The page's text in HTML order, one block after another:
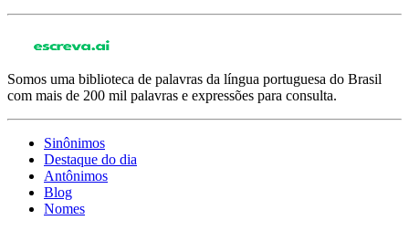
Somos uma biblioteca de palavras da língua portuguesa do Brasil
com mais de 200 mil palavras e expressões para consulta.
Sinônimos
Destaque do dia
Antônimos
Blog
Nomes